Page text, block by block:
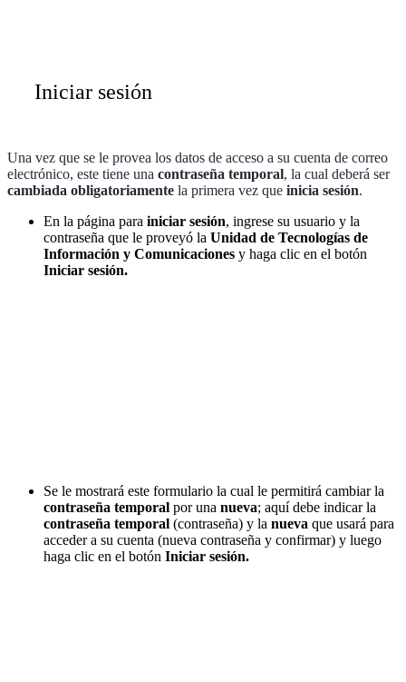
Iniciar sesión
Una vez que se le provea los datos de acceso a su cuenta de correo
electrónico, este tiene una contraseña temporal, la cual deberá ser
cambiada obligatoriamente la primera vez que inicia sesión.
En la página para iniciar sesión, ingrese su usuario y la
contraseña que le proveyó la Unidad de Tecnologías de
Información y Comunicaciones y haga clic en el botón
Iniciar sesión.
Se le mostrará este formulario la cual le permitirá cambiar la
contraseña temporal por una nueva; aquí debe indicar la
contraseña temporal (contraseña) y la nueva que usará para
acceder a su cuenta (nueva contraseña y confirmar) y luego
haga clic en el botón Iniciar sesión.